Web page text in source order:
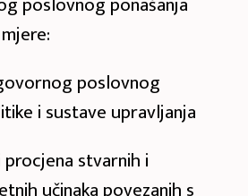
poslovnog
i sustave upravljanja
stvarnih i